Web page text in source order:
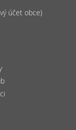
účet obce)